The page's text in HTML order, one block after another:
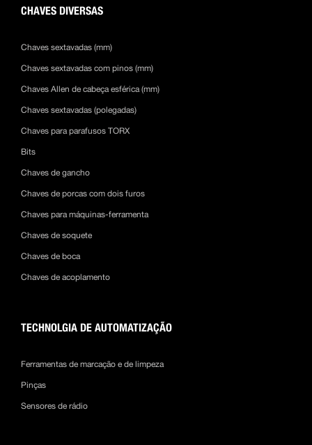
CHAVES DIVERSAS
Chaves sextavadas (mm)
Chaves sextavadas com pinos (mm)
Chaves Allen de cabeça esférica (mm)
Chaves sextavadas (polegadas)
Chaves para parafusos TORX
Bits
Chaves de gancho
Chaves de porcas com dois furos
Chaves para máquinas-ferramenta
Chaves de soquete
Chaves de boca
Chaves de acoplamento
TECHNOLGIA DE AUTOMATIZAÇÃO
Ferramentas de marcação e de limpeza
Pinças
Sensores de rádio